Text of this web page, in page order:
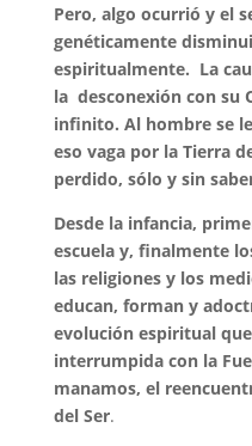
Pero, algo ocurrió y el
genéticamente
espiritualmente. La
la desconexión con su
infinito. Al hombre se
eso vaga por la Tierra
perdido, sólo y sin
Desde la infancia,
escuela y, finalmente
las religiones y los
educan, forman y
evolución espiritual
interrumpida con la
manamos, el
del Ser.